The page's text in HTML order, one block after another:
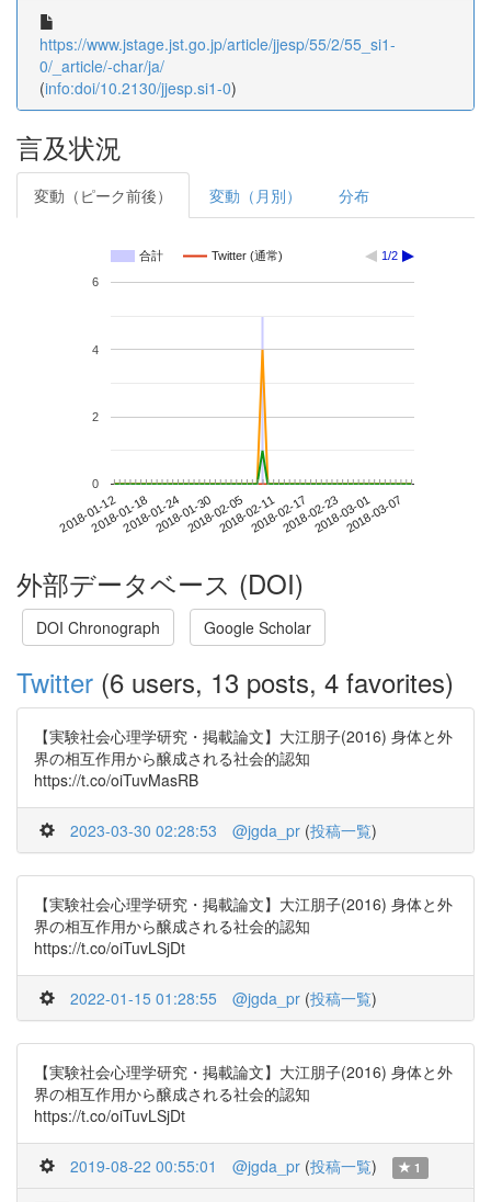
https://www.jstage.jst.go.jp/article/jjesp/55/2/55_si1-
0/_article/-char/ja/
(info:doi/10.2130/jjesp.si1-0)
言及状況
変動（ピーク前後） 変動（月別） 分布
合計 Twitter (通常) 1/2
2018-01-122018-01-182018-01-242018-01-302018-02-052018-02-112018-02-172018-02-232018-03-012018-03-07
0
2
4
6
外部データベース (DOI)
DOI Chronograph Google Scholar
Twitter (6 users, 13 posts, 4 favorites)
【実験社会心理学研究・掲載論文】大江朋子(2016) 身体と外
界の相互作用から醸成される社会的認知
https://t.co/oiTuvMasRB
2023-03-30 02:28:53 @jgda_pr (投稿一覧)
【実験社会心理学研究・掲載論文】大江朋子(2016) 身体と外
界の相互作用から醸成される社会的認知
https://t.co/oiTuvLSjDt
2022-01-15 01:28:55 @jgda_pr (投稿一覧)
【実験社会心理学研究・掲載論文】大江朋子(2016) 身体と外
界の相互作用から醸成される社会的認知
https://t.co/oiTuvLSjDt
2019-08-22 00:55:01 @jgda_pr (投稿一覧) 1